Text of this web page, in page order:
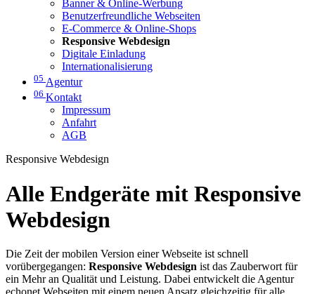
Banner & Online-Werbung
Benutzerfreundliche Webseiten
E-Commerce & Online-Shops
Responsive Webdesign
Digitale Einladung
Internationalisierung
05 Agentur
06 Kontakt
Impressum
Anfahrt
AGB
Responsive Webdesign
Alle Endgeräte mit Responsive
Webdesign
Die Zeit der mobilen Version einer Webseite ist schnell
vorübergegangen: Responsive Webdesign ist das Zauberwort für
ein Mehr an Qualität und Leistung. Dabei entwickelt die Agentur